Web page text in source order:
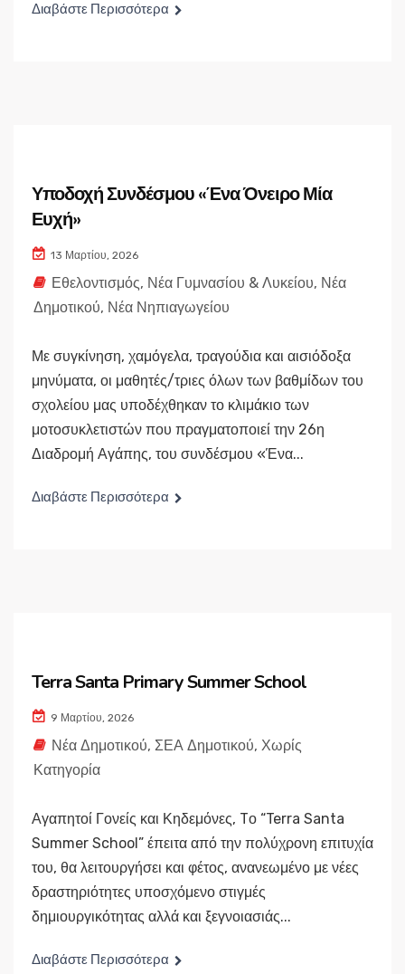
Διαβάστε Περισσότερα
Υποδοχή Συνδέσμου «Ένα Όνειρο Μία
Ευχή»
13 Μαρτίου, 2026
Εθελοντισμός, Νέα Γυμνασίου & Λυκείου, Νέα
Δημοτικού, Νέα Νηπιαγωγείου
Με συγκίνηση, χαμόγελα, τραγούδια και αισιόδοξα
μηνύματα, οι μαθητές/τριες όλων των βαθμίδων του
σχολείου μας υποδέχθηκαν το κλιμάκιο των
μοτοσυκλετιστών που πραγματοποιεί την 26η
Διαδρομή Αγάπης, του συνδέσμου «Ένα...
Διαβάστε Περισσότερα
Terra Santa Primary Summer School
9 Μαρτίου, 2026
Νέα Δημοτικού, ΣΕΑ Δημοτικού, Χωρίς
Κατηγορία
Αγαπητοί Γονείς και Κηδεμόνες, Tο “Terra Santa
Summer School” έπειτα από την πολύχρονη επιτυχία
του, θα λειτουργήσει και φέτος, ανανεωμένο με νέες
δραστηριότητες υποσχόμενο στιγμές
δημιουργικότητας αλλά και ξεγνοιασιάς...
Διαβάστε Περισσότερα